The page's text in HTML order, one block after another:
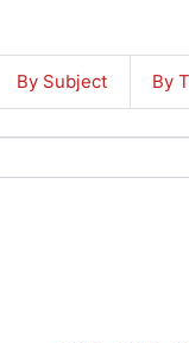
By Subject By